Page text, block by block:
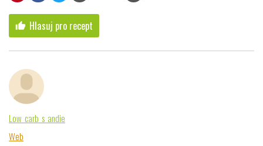
thumb_up Hlasuj pro recept
Low_carb_s_andie
Web